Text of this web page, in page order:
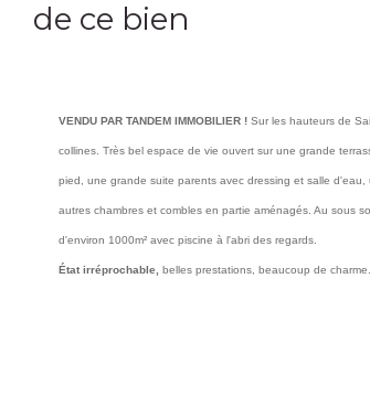
de ce bien
VENDU PAR TANDEM IMMOBILIER !Sur les hauteurs de
collines. Très bel espace de vie ouvert sur une grande
pied, une grande suite parents avec dressing et salle
autres chambres et combles en partie aménagés. Au sous
d'environ 1000m² avec piscine à l'abri des regards.
État irréprochable, belles prestations, beaucoup de charme.